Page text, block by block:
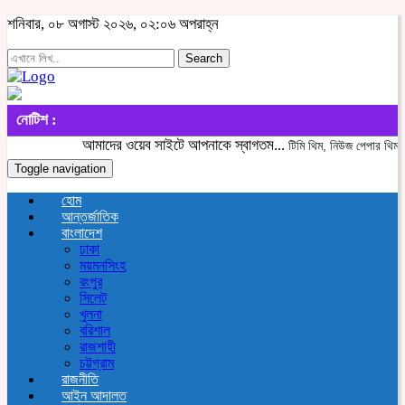
শনিবার, ০৮ অগাস্ট ২০২৬, ০২:০৬ অপরাহ্ন
Search
নোটিশ :
আমাদের ওয়েব সাইটে আপনাকে স্বাগতম...টিমি থিম, নিউজ পেপার থিম,
Toggle navigation
হোম
আন্তর্জাতিক
বাংলাদেশ
ঢাকা
ময়মনসিংহ
রংপুর
সিলেট
খুলনা
বরিশাল
রাজশাহী
চট্টগ্রাম
রাজনীতি
আইন আদালত